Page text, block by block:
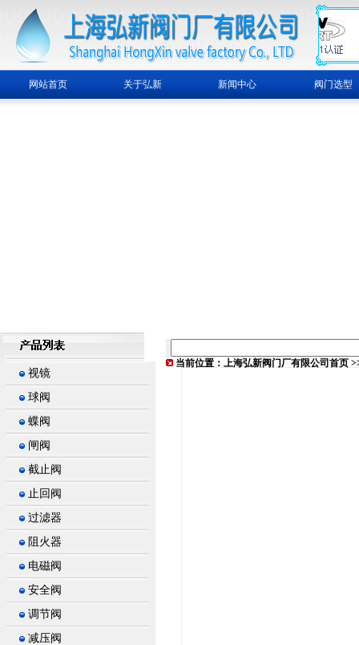
网站首页 关于弘新 新闻中心 阀门选型
视镜
球阀
蝶阀
闸阀
截止阀
止回阀
过滤器
阻火器
电磁阀
安全阀
调节阀
减压阀
当前位置： 上海弘新阀门厂有限公司首页